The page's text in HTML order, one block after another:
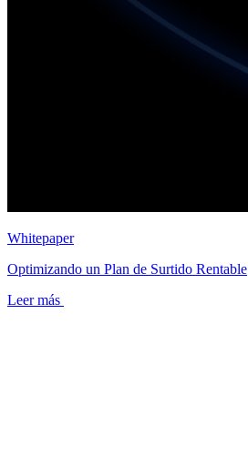
Whitepaper
Optimizando un Plan de Surtido Rentable
Leer más